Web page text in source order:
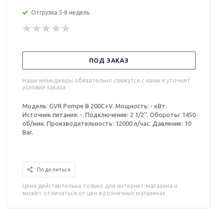
Отгрузка 5-8 недель
ПОД ЗАКАЗ
Наши менеджеры обязательно свяжутся с вами и уточнят
условия заказа
Модель: GVR Pompe B 200C+V. Мощность: - кВт.
Источник питания: -. Подключение: 2 1/2''. Обороты: 1450
об/мин. Производительность: 12000 л/час. Давление: 10
Bar.
Поделиться
Цена действительна только для интернет-магазина и
может отличаться от цен в розничных магазинах